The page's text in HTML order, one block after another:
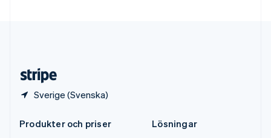
Sverige (Svenska)
Produkter och priser
Lösningar